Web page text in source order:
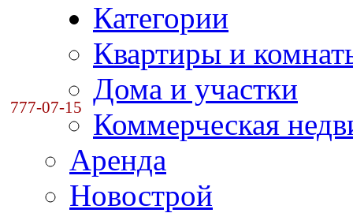
777-07-15
Категории
Квартиры и
Дома и участки
Коммерческая
Аренда
Новострой